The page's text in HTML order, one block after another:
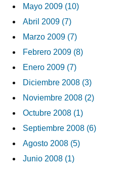
Mayo 2009 (10)
Abril 2009 (7)
Marzo 2009 (7)
Febrero 2009 (8)
Enero 2009 (7)
Diciembre 2008 (3)
Noviembre 2008 (2)
Octubre 2008 (1)
Septiembre 2008 (6)
Agosto 2008 (5)
Junio 2008 (1)